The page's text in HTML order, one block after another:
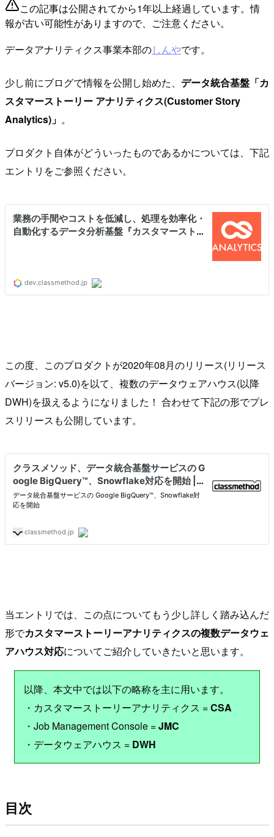
この記事は公開されてから1年以上経過しています。情
報が古い可能性がありますので、ご注意ください。
データアナリティクス事業本部のしんやです。
少し前にブログで情報を公開し始めた、 データ統合基盤「カ
スタマーストーリー アナリティクス(Customer Story
Analytics)」 。
プロダクト自体がどういったものであるかについては、下記
エントリをご参照ください。
この度、このプロダクトが2020年08月のリリース(リリース
バージョン: v5.0)を以て、複数のデータウェアハウス(以降
DWH)を扱えるようになりました！ 合わせて下記の形でプレ
スリリースも公開しています。
当エントリでは、この点についてもう少し詳しく踏み込んだ
形でカスタマーストーリーアナリティクスの複数データウェ
アハウス対応についてご紹介していきたいと思います。
以降、本文中では以下の略称を主に用います。
・カスタマーストーリーアナリティクス =CSA
・Job Management Console =JMC
・データウェアハウス = DWH
目次